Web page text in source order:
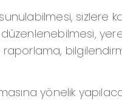
sizlere
yönelik